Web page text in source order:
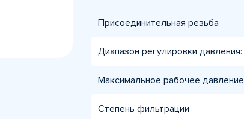
Присоединительная резьба
Диапазон регулировки давления:
Максимальное рабочее давление
Степень фильтрации